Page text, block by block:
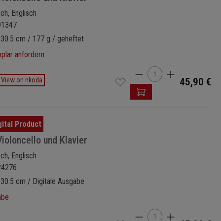
Englisch
cm / 177 g / geheftet
anfordern
View on nkoda Produkt Anzahl:
45,90 €
und Klavier
Englisch
cm / Digitale Ausgabe
Produkt Anzahl: